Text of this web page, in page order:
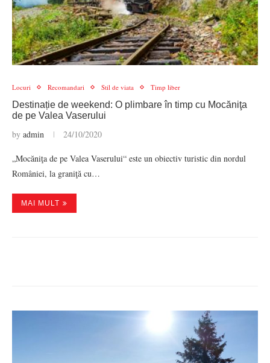
Locuri Recomandari Stil de viata Timp liber
Destinație de weekend: O plimbare în timp cu Mocăniţa
de pe Valea Vaserului
by admin 24/10/2020
„Mocăniţa de pe Valea Vaserului“ este un obiectiv turistic din nordul
României, la graniţă cu…
MAI MULT